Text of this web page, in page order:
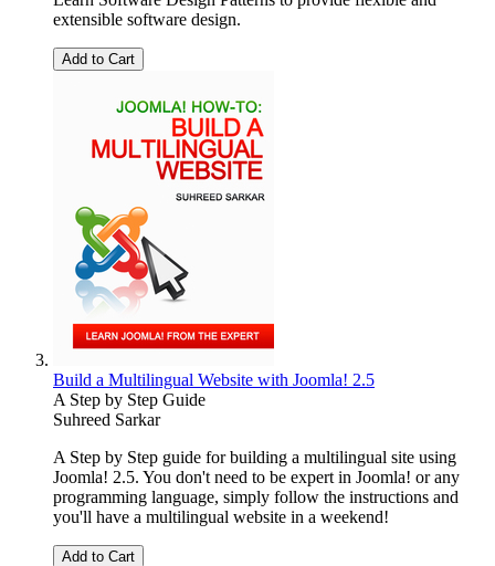
extensible software design.
Add to Cart
Build a Multilingual Website with Joomla! 2.5
A Step by Step Guide
Suhreed Sarkar
A Step by Step guide for building a multilingual site using
Joomla! 2.5. You don't need to be expert in Joomla! or any
programming language, simply follow the instructions and
you'll have a multilingual website in a weekend!
Add to Cart